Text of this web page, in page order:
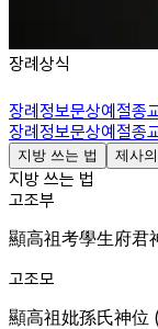
장례상식
장례정보문상예절종
장례정보문상예절종
지방 쓰는 법 제사
지방 쓰는 법
고조부
顯高祖考學生府君
고조모
顯高祖妣孫氏神位 (